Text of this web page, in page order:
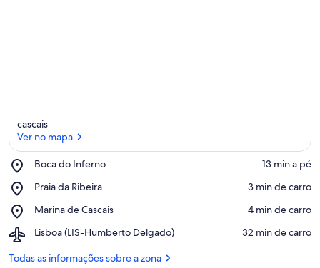
cascais
Ver no mapa
Boca do Inferno
Place,
do
‪13 min a pé‬
Praia da Ribeira
Place,
da
‪3 min de carro‬
Marina de Cascais
Place,
de
‪4 min de carro‬
Lisboa (LIS-Humberto Delgado)
Airport,
(LIS-
‪32 min de carro‬
Todas as informações sobre a zona